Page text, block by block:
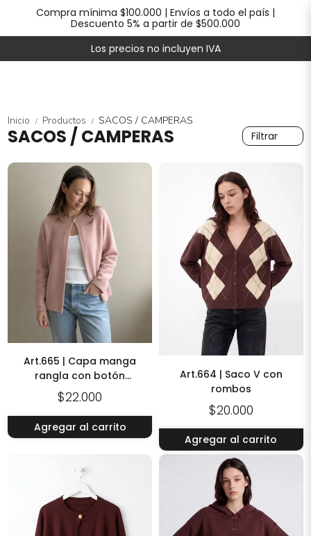
Compra mínima $100.000 | Envíos a todo el país |
Descuento 5% a partir de $500.000
Los precios no incluyen IVA
Inicio / Productos / SACOS / CAMPERAS
SACOS / CAMPERAS Filtrar
Art.665 | Capa manga
rangla con botón
dorado
$22.000
Agregar al carrito
Art.664 | Saco V con
rombos
$20.000
Agregar al carrito